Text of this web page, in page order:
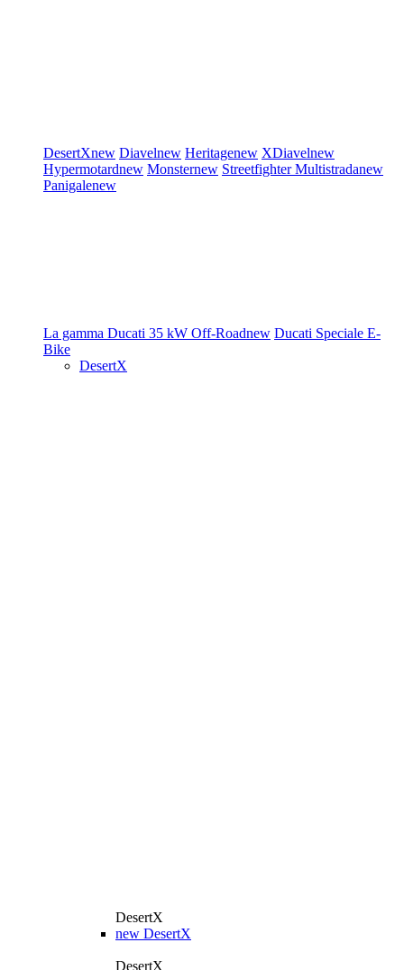
DesertXnew Diavelnew Heritagenew XDiavelnew
Hypermotardnew Monsternew StreetfighterMultistradanew
Panigalenew
La gamma Ducati 35 kW Off-Roadnew Ducati Speciale E-
Bike
DesertX
DesertX
new DesertX
DesertX